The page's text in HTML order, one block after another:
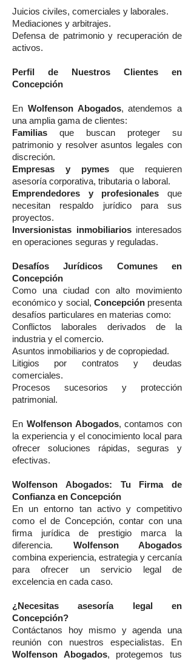
Juicios civiles, comerciales y laborales.
Mediaciones y arbitrajes.
Defensa de patrimonio y recuperación de
activos.
Perfil de Nuestros Clientes en
Concepción
En Wolfenson Abogados, atendemos a
una amplia gama de clientes:
Familias que buscan proteger su
patrimonio y resolver asuntos legales con
discreción.
Empresas y pymesque requieren
asesoría corporativa, tributaria o laboral.
Emprendedores y profesionales que
necesitan respaldo jurídico para sus
proyectos.
Inversionistas inmobiliariosinteresados
en operaciones seguras y reguladas.
Desafíos Jurídicos Comunes en
Concepción
Como una ciudad con alto movimiento
económico y social, Concepciónpresenta
desafíos particulares en materias como:
Conflictos laborales derivados de la
industria y el comercio.
Asuntos inmobiliarios y de copropiedad.
Litigios por contratos y deudas
comerciales.
Procesos sucesorios y protección
patrimonial.
En Wolfenson Abogados, contamos con
la experiencia y el conocimiento local para
ofrecer soluciones rápidas, seguras y
efectivas.
Wolfenson Abogados: Tu Firma de
Confianza en Concepción
En un entorno tan activo y competitivo
como el de Concepción, contar con una
firma jurídica de prestigio marca la
diferencia. Wolfenson Abogados
combina experiencia, estrategia y cercanía
para ofrecer un servicio legal de
excelencia en cada caso.
¿Necesitas asesoría legal en
Concepción?
Contáctanos hoy mismo y agenda una
reunión con nuestros especialistas. En
Wolfenson Abogados, protegemos tus